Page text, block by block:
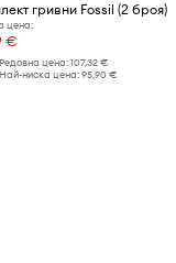
гривни Fossil (2 броя)
цена:
€
Редовна цена: 107,32 €
Най-ниска цена: 95,90 €